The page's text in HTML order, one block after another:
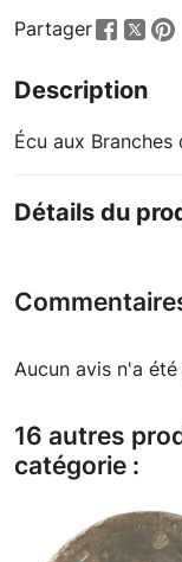
Partager
Description
Écu aux
Détails du
Aucun avis n'a
16 autres
catégorie :